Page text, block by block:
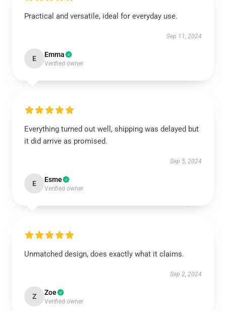
Practical and versatile, ideal for everyday use.
Sep 11, 2024
E Emma
Verified owner
Everything turned out well, shipping was delayed but
it did arrive as promised.
Sep 5, 2024
E Esme
Verified owner
Unmatched design, does exactly what it claims.
Sep 2, 2024
Z Zoe
Verified owner